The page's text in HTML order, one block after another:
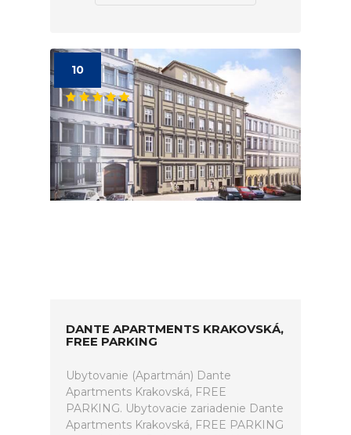
10
DANTE APARTMENTS KRAKOVSKÁ,
FREE PARKING
Ubytovanie (Apartmán) Dante
Apartments Krakovská, FREE
PARKING. Ubytovacie zariadenie Dante
Apartments Krakovská, FREE PARKING